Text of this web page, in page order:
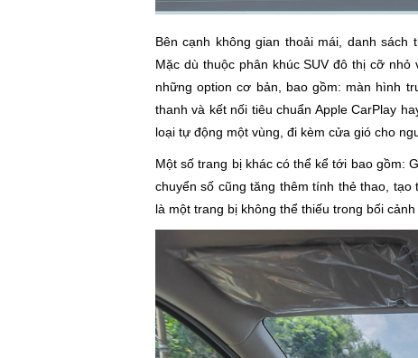
Bên cạnh không gian thoải mái, danh sách
Mặc dù thuộc phân khúc SUV đô thị cỡ
những option cơ bản, bao gồm: màn hình
thanh và kết nối tiêu chuẩn Apple CarPlay
loại tự động một vùng, đi kèm cửa gió cho
Một số trang bị khác có thể kể tới bao gồm:
chuyển số cũng tăng thêm tính thẻ thao,
là một trang bị không thể thiếu trong bối